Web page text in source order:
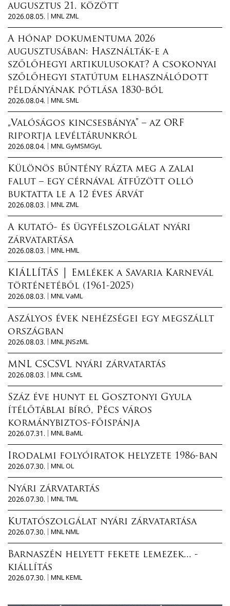
augusztus 21. között
2026.08.05.
MNL ZML
A hónap dokumentuma 2026
augusztusában: Használták-e a
szőlőhegyi artikulusokat? A csokonyai
szőlőhegyi statútum elhasználódott
példányának pótlása 1830-ból
2026.08.04.
MNL SML
„Valóságos kincsesbánya” – az ORF
riportja levéltárunkról
2026.08.04.
MNL GyMSMGyL
Különös bűntény rázta meg a zalai
falut – egy cérnával átfűzött olló
buktatta le a 12 éves árvát
2026.08.03.
MNL ZML
A kutató- és ügyfélszolgálat nyári
zárvatartása
2026.08.03.
MNL HML
KIÁLLÍTÁS │ Emlékek a Savaria Karnevál
történetéből (1961-2025)
2026.08.03.
MNL VaML
Aszályos évek nehézségei egy megszállt
országban
2026.08.03.
MNL JNSzML
MNL CSCSVL nyári zárvatartás
2026.08.03.
MNL CsML
Száz éve hunyt el Gosztonyi Gyula
ítélőtáblai bíró, Pécs város
kormánybiztos-főispánja
2026.07.31.
MNL BaML
Irodalmi folyóiratok helyzete 1986-ban
2026.07.30.
MNL OL
Nyári zárvatartás
2026.07.30.
MNL TML
Kutatószolgálat nyári zárvatartása
2026.07.30.
MNL NML
Barnaszén helyett fekete lemezek... -
kiállítás
2026.07.30.
MNL KEML